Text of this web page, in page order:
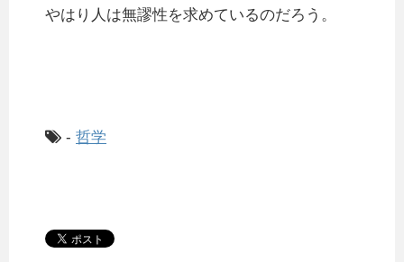
やはり人は無謬性を求めているのだろう。
- 哲学